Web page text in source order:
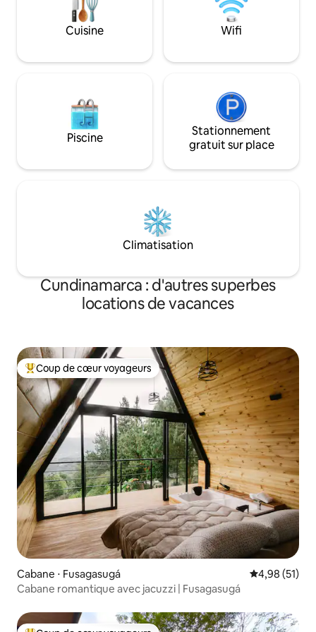
parasol, de deux chaises longues, d'un
espace barbecue avec barbecue à gaz,
d'un parking privé. Les animaux de
pour partager
Cuisine Wifi
Piscine
Stationnement
gratuit sur place
Climatisation
Cundinamarca : d'autres superbes
locations de vacances
Coups de cœur voyageurs les plus appréciés
Coup de cœur voyageurs
Cabane ⋅ Fusagasugá Évaluation
4,98 (51)
Cabane romantique avec jacuzzi | Fusagasugá